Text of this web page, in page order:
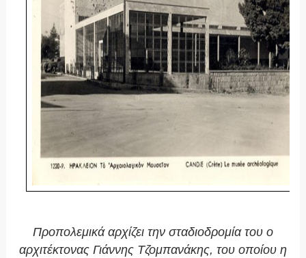
Προπολεμικά αρχίζει την σταδιοδρομία του ο
αρχιτέκτονας Γιάννης Τζομπανάκης, του οποίου η